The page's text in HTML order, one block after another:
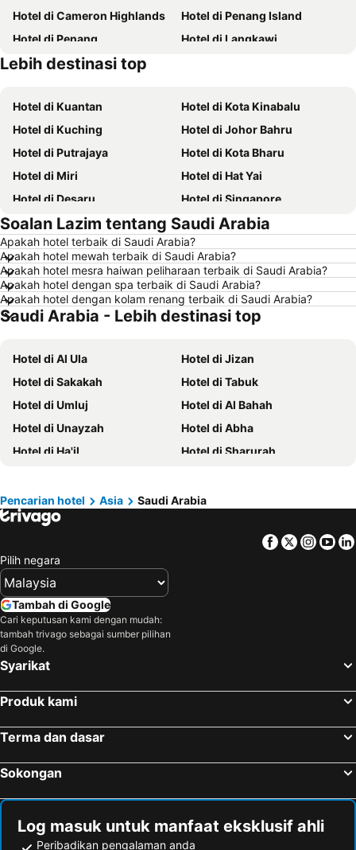
Hotel di Cameron Highlands
Hotel di Penang Island
Hotel di Penang
Hotel di Langkawi
Hotel di Batam
Lebih destinasi top
Hotel di Kuantan
Hotel di Kota Kinabalu
Hotel di Kuching
Hotel di Johor Bahru
Hotel di Putrajaya
Hotel di Kota Bharu
Hotel di Miri
Hotel di Hat Yai
Hotel di Desaru
Hotel di Singapore
Hotel di Alor Setar
Hotel di Shah Alam
Hotel di Taiping
Hotel di Batu Ferringhi
Hotel di Georgetown
Hotel di Bintulu
Hotel di Brinchang
Hotel di Bangi
Hotel di Sungai Petani
Hotel di Perlis
Hotel di Selangor
Hotel di Hong Kong
Hotel di Shanghai
Hotel di Pulau Perhentian
Hotel di Malaysia
Hotel di Perak
Hotel di Phu Quoc
Hotel di Phuket
Hotel di Negeri Sembilan
Hotel di Johor
Hotel di Southern Region
Hotel di Thailand
Hotel di Pahang
Soalan Lazim tentang Saudi Arabia
Apakah hotel terbaik di Saudi Arabia?
Apakah hotel mewah terbaik di Saudi Arabia?
Apakah hotel mesra haiwan peliharaan terbaik di Saudi Arabia?
Apakah hotel dengan spa terbaik di Saudi Arabia?
Apakah hotel dengan kolam renang terbaik di Saudi Arabia?
Saudi Arabia - Lebih destinasi top
Hotel di Al Ula
Hotel di Jizan
Hotel di Sakakah
Hotel di Tabuk
Hotel di Umluj
Hotel di Al Bahah
Hotel di Unayzah
Hotel di Abha
Hotel di Ha'il
Hotel di Sharurah
Hotel di Al-Mubarraz
Hotel di Ras Al Khafji
Hotel di Hofuf
Pencarian hotel Asia Saudi Arabia
Facebook
Twitter
Pilih negara
Tambah di Google
Cari keputusan kami dengan mudah:
tambah trivago sebagai sumber pilihan
di Google.
Syarikat
Produk kami
Terma dan dasar
Sokongan
Log masuk untuk manfaat eksklusif ahli
Peribadikan pengalaman anda